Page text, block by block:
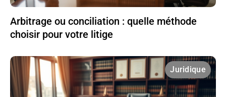
Arbitrage ou conciliation : quelle méthode
choisir pour votre litige
Juridique